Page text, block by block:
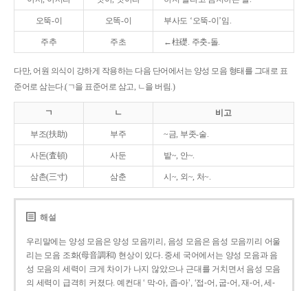
오뚝-이 오똑-이 부사도 ‘오뚝-이’임.
주추 주초 ←柱礎. 주춧-돌.
다만, 어원 의식이 강하게 작용하는 다음 단어에서는 양성 모음 형태를 그대로 표
준어로 삼는다.(ㄱ을 표준어로 삼고, ㄴ을 버림.)
ㄱ ㄴ 비고
부조(扶助) 부주 ~금, 부좃-술.
사돈(査頓) 사둔 밭~, 안~.
삼촌(三寸) 삼춘 시~, 외~, 처~.
해설
우리말에는 양성 모음은 양성 모음끼리, 음성 모음은 음성 모음끼리 어울
리는 모음 조화(母音調和) 현상이 있다. 중세 국어에서는 양성 모음과 음
성 모음의 세력이 크게 차이가 나지 않았으나 근대를 거치면서 음성 모음
의 세력이 급격히 커졌다. 예컨대 ‘ 막-아, 좁-아’, ‘접-어, 굽-어, 재-어, 세-